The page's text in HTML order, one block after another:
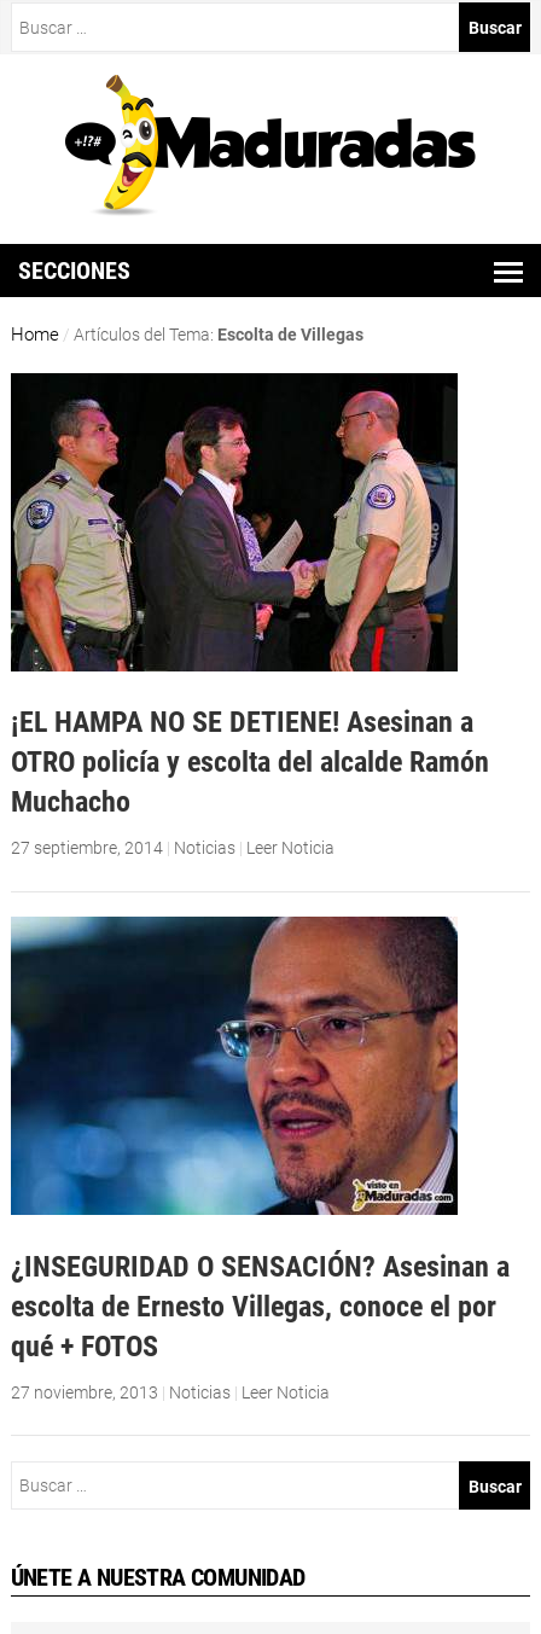
SECCIONES
Home / Artículos del Tema: Escolta de Villegas
¡EL HAMPA NO SE DETIENE! Asesinan a
OTRO policía y escolta del alcalde Ramón
Muchacho
27 septiembre, 2014| Noticias | Leer Noticia
¿INSEGURIDAD O SENSACIÓN? Asesinan a
escolta de Ernesto Villegas, conoce el por
qué + FOTOS
27 noviembre, 2013 | Noticias | Leer Noticia
ÚNETE A NUESTRA COMUNIDAD